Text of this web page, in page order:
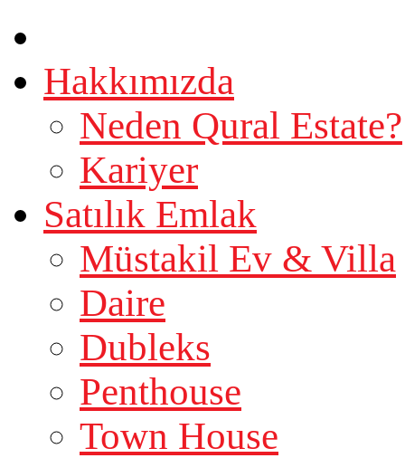
Hakkımızda
Neden Qural Estate?
Kariyer
Satılık Emlak
Müstakil Ev & Villa
Daire
Dubleks
Penthouse
Town House